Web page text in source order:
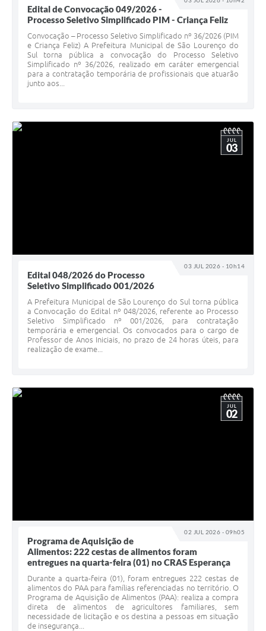
Edital de Convocação 049/2026 -
Processo Seletivo Simplificado PIM - Criança Feliz
Convocação – Processo Seletivo Simplificado nº 36/2026 (PIM
e Criança Feliz) A Prefeitura Municipal de São Lourenço do
Sul torna pública a convocação do Processo Seletivo
Simplificado nº 36/2026, realizado em caráter emergencial
para a contratação temporária de profissionais que atuarão
junto aos...
03 JUL 2026 - 10h14
JUL
03
Edital 048/2026 do Processo
Seletivo Simplificado 001/2026
A Prefeitura Municipal de São Lourenço do Sul torna pública
a Convocação do Edital nº 048/2026, referente ao Processo
Seletivo Simplificado nº 001/2026, para contratação
temporária e emergencial. Os convocados para o cargo de
Professor de Anos Iniciais, no prazo de 24 horas úteis, para
realização de exame...
02 JUL 2026 - 09h05
JUL
02
Programa de Aquisição de
Alimentos: 222 cestas de alimentos foram
entregues na quarta-feira (01) no CRAS Esperança
Durante a quarta-feira (01), foram entregues 222 cestas de
alimentos do PAA para famílias referenciadas no território. O
Programa de Aquisição de Alimentos (PAA): realiza a compra
direta de alimentos de agricultores familiares, sem
necessidade de licitação e os destina a pessoas em situação
de insegurança...